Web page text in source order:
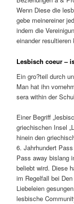
Wenn Diese die
gebe meinereiner
indem die
einander resultieren
Lesbisch coeur –
Ein gro?teil durch
Man hat ihn
sera within der
Einer Begriff
griechischen Insel
hinein den
6. Jahrhundert
Pass away bislang
beliebt wird. Diese
im Regelfall bei
Liebeleien
lesbische